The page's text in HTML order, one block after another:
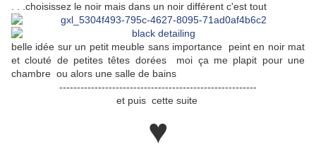
. . .choisissez le noir mais dans un noir différent c'est tout
belle idée sur un petit meuble sans importance peint en noir mat
et clouté de petites têtes dorées moi ça me plapit pour une
chambre ou alors une salle de bains
--------------------------------------------------------
et puis cette suite
♥